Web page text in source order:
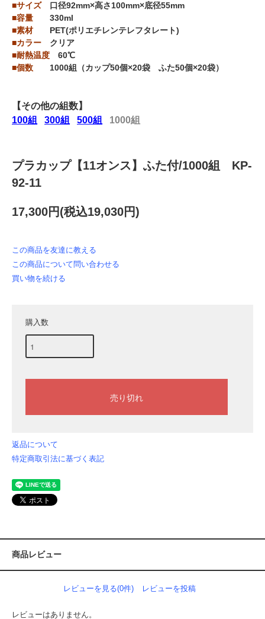
■サイズ口径92mm×高さ100mm×底径55mm
■容量 330ml
■素材PET(ポリエチレンテレフタレート)
■カラー クリア
■耐熱温度 60℃
■個数 1000組（カップ50個×20袋 ふた50個×20袋）
【その他の組数】
100組
300組 500組 1000組
プラカップ【11オンス】ふた付/1000組 KP-
92-11
17,300円(税込19,030円)
この商品を友達に教える
この商品について問い合わせる
買い物を続ける
購入数
返品について
特定商取引法に基づく表記
商品レビュー
レビューを見る(0件) レビューを投稿
レビューはありません。